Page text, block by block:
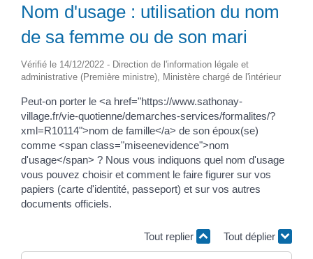
Nom d'usage : utilisation du nom
de sa femme ou de son mari
Vérifié le 14/12/2022 - Direction de l'information légale et
administrative (Première ministre), Ministère chargé de l'intérieur
Peut-on porter le <a href="https://www.sathonay-
village.fr/vie-quotienne/demarches-services/formalites/?
xml=R10114">nom de famille</a> de son époux(se)
comme <span class="miseenevidence">nom
d'usage</span> ? Nous vous indiquons quel nom d'usage
vous pouvez choisir et comment le faire figurer sur vos
papiers (carte d'identité, passeport) et sur vos autres
documents officiels.
Tout replier Tout déplier